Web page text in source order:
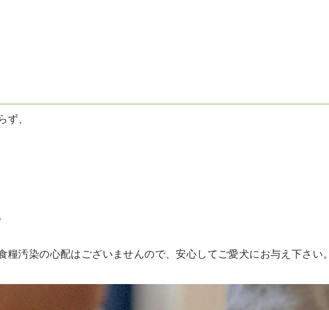
ず、
汚染の心配はございませんので、安心してご愛犬にお与え下さい。